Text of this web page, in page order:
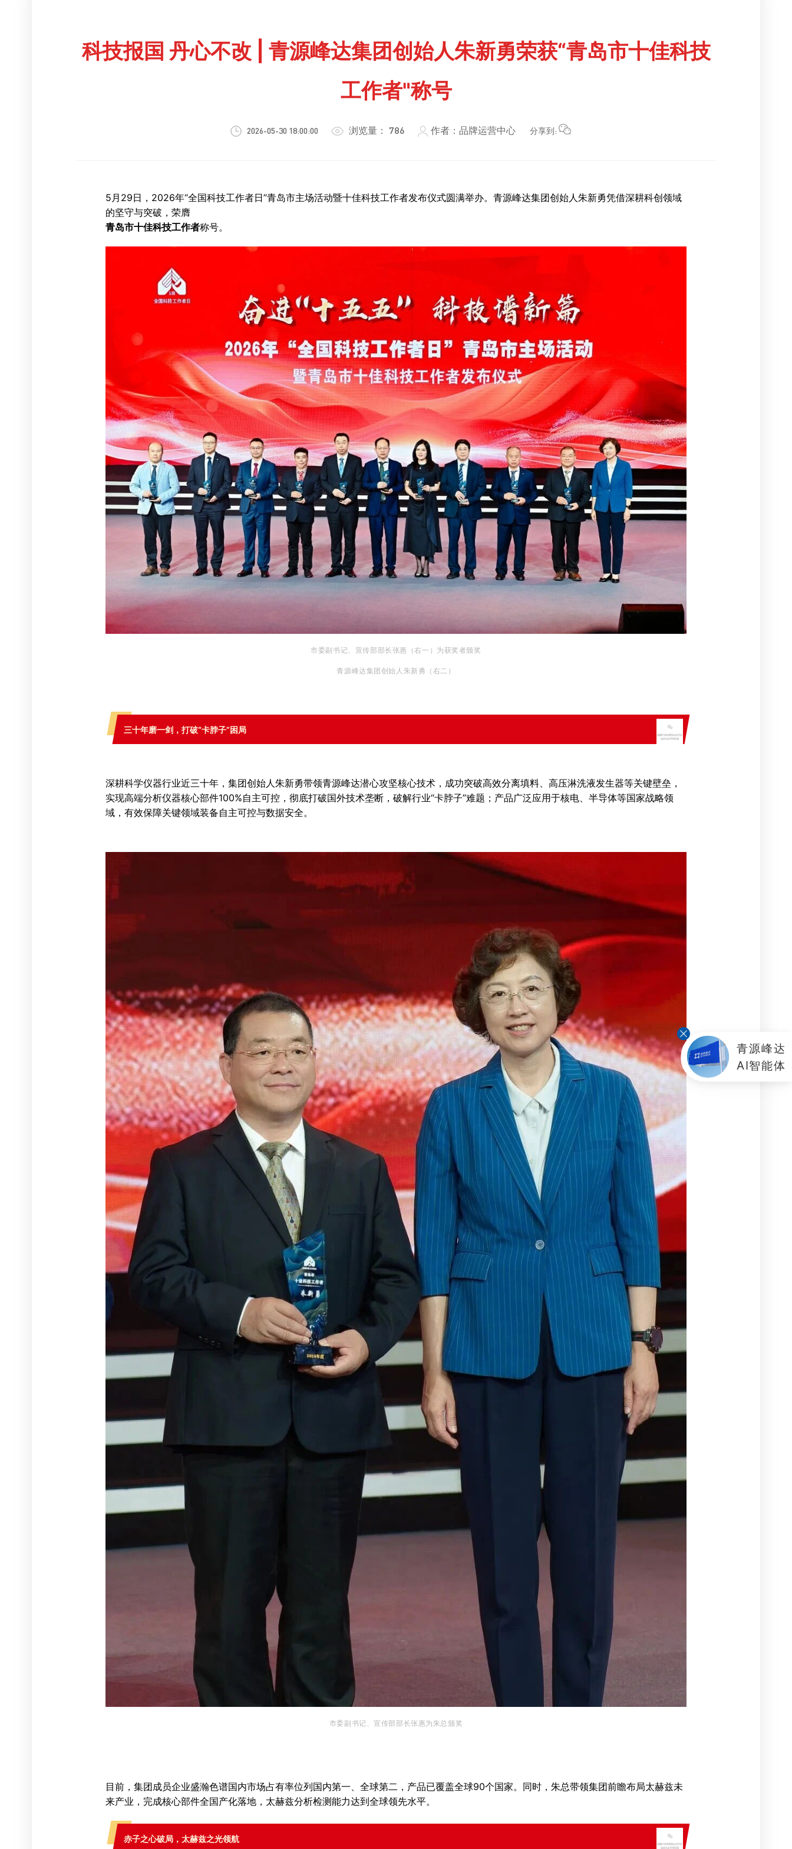
科技报国 丹心不改 | 青源峰达集团创始人朱新勇荣获“青岛市十佳科技
工作者"称号
2026-05-30 18:00:00 浏览量： 786 作者：品牌运营中心 分享到:
5月29日，2026年“全国科技工作者日”青岛市主场活动暨十佳科技工作者发布仪式圆满举办。青源峰达集团创始人朱新勇凭借深耕科创领域
的坚守与突破，荣膺
青岛市十佳科技工作者称号。
市委副书记、宣传部部长张惠（右一）为获奖者颁奖
青源峰达集团创始人朱新勇（右二）
三十年磨一剑，打破“卡脖子”困局
深耕科学仪器行业近三十年，集团创始人朱新勇带领青源峰达潜心攻坚核心技术，成功突破高效分离填料、高压淋洗液发生器等关键壁垒，
实现高端分析仪器核心部件100%自主可控，彻底打破国外技术垄断，破解行业“卡脖子”难题；产品广泛应用于核电、半导体等国家战略领
域，有效保障关键领域装备自主可控与数据安全。
市委副书记、宣传部部长张惠为朱总颁奖
目前，集团成员企业盛瀚色谱国内市场占有率位列国内第一、全球第二，产品已覆盖全球90个国家。同时，朱总带领集团前瞻布局太赫兹未
来产业，完成核心部件全国产化落地，太赫兹分析检测能力达到全球领先水平。
赤子之心破局，太赫兹之光领航
青源峰达
AI智能体